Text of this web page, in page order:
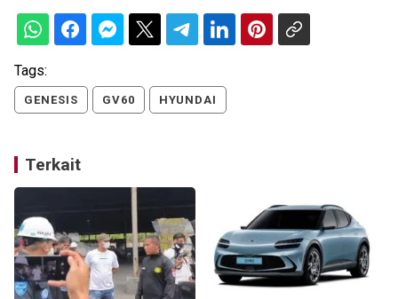
Tags:
GENESIS GV60 HYUNDAI
Terkait